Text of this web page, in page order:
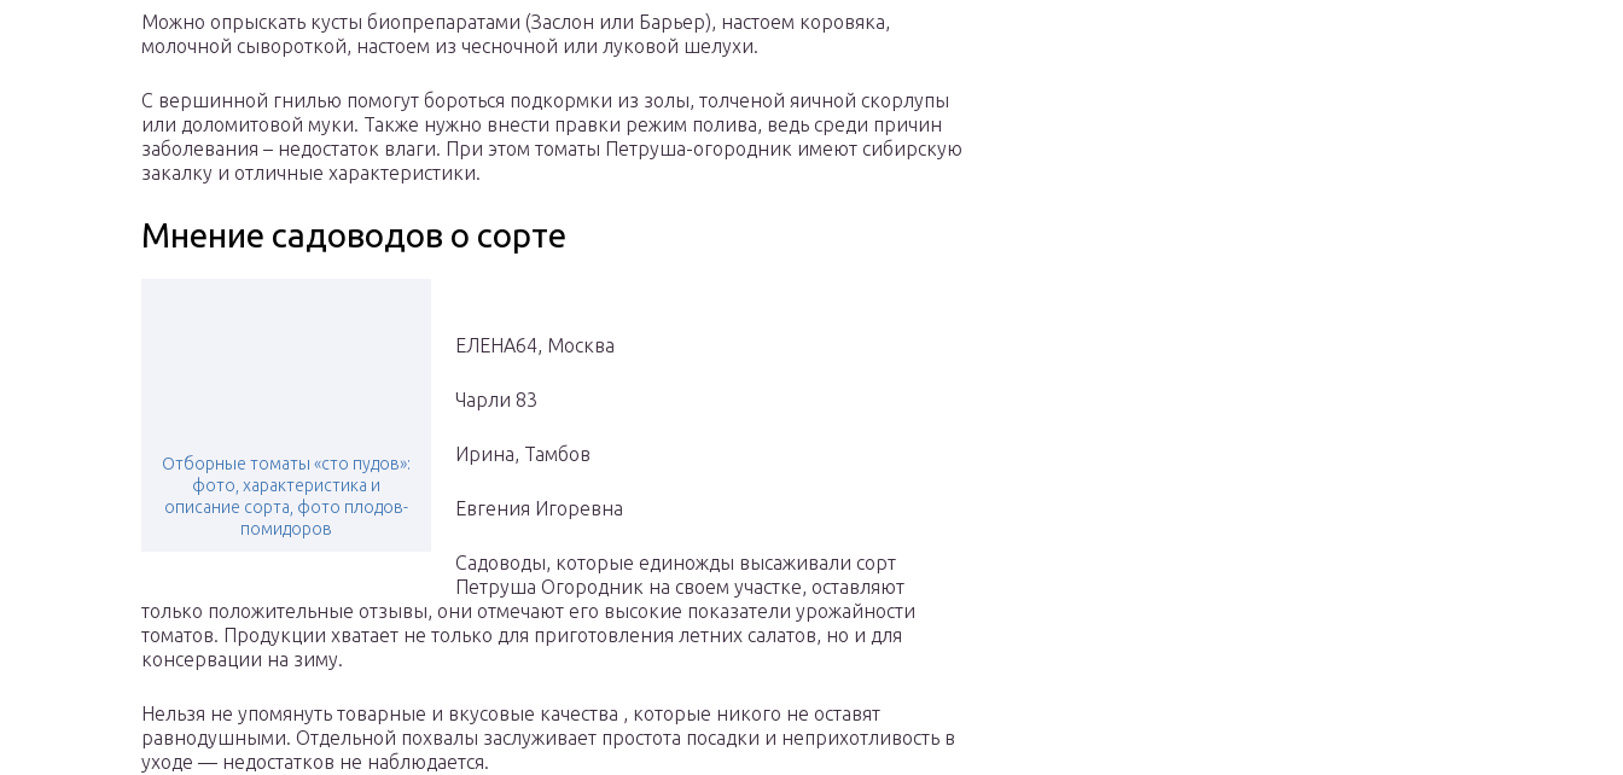
Можно опрыскать кусты биопрепаратами (Заслон или Барьер), настоем коровяка,
молочной сывороткой, настоем из чесночной или луковой шелухи.
С вершинной гнилью помогут бороться подкормки из золы, толченой яичной скорлупы
или доломитовой муки. Также нужно внести правки режим полива, ведь среди причин
заболевания – недостаток влаги. При этом томаты Петруша-огородник имеют сибирскую
закалку и отличные характеристики.
Мнение садоводов о сорте
Отборные томаты «сто пудов»:
фото, характеристика и
описание сорта, фото плодов-
помидоров
ЕЛЕНА64, Москва
Чарли 83
Ирина, Тамбов
Евгения Игоревна
Садоводы, которые единожды высаживали сорт
Петруша Огородник на своем участке, оставляют
только положительные отзывы, они отмечают его высокие показатели урожайности
томатов. Продукции хватает не только для приготовления летних салатов, но и для
консервации на зиму.
Нельзя не упомянуть товарные и вкусовые качества , которые никого не оставят
равнодушными. Отдельной похвалы заслуживает простота посадки и неприхотливость в
уходе — недостатков не наблюдается.